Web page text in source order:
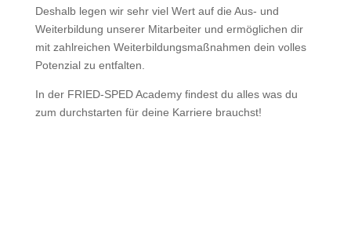
Deshalb legen wir sehr viel Wert auf die Aus- und
Weiterbildung unserer Mitarbeiter und ermöglichen dir
mit zahlreichen Weiterbildungsmaßnahmen dein volles
Potenzial zu entfalten.
In der FRIED-SPED Academy findest du alles was du
zum durchstarten für deine Karriere brauchst!